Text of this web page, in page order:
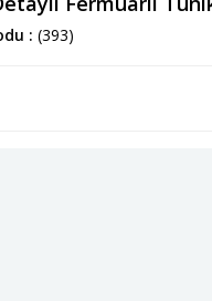
(393)